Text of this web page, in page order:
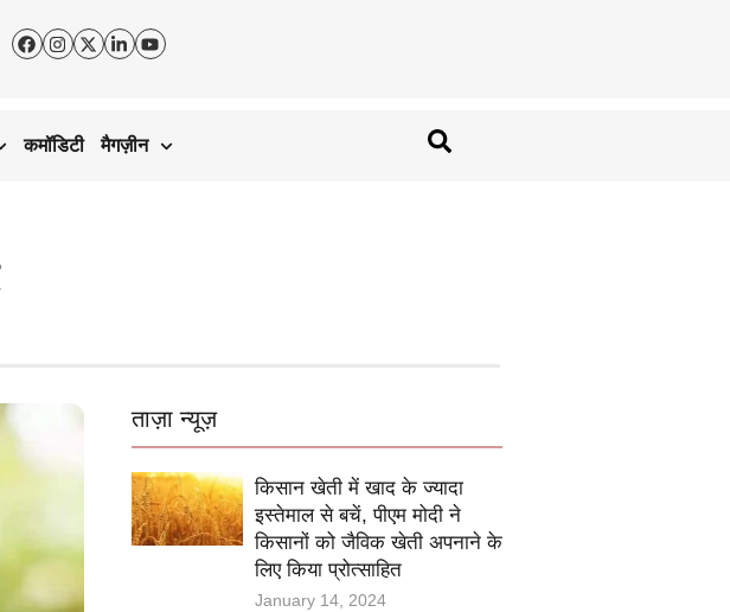
कमॉडिटी मैगज़ीन
ताज़ा न्यूज़
किसान खेती में खाद के ज्यादा
इस्तेमाल से बचें, पीएम मोदी ने
किसानों को जैविक खेती अपनाने के
लिए किया प्रोत्साहित
January 14, 2024